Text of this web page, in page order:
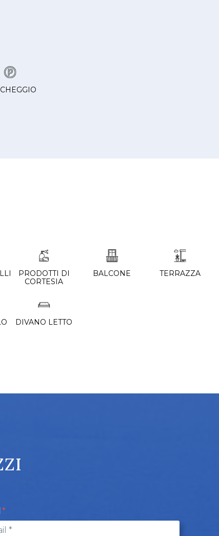
PRODOTTI DI
CORTESIA
BALCONE TERRAZZA
DIVANO LETTO